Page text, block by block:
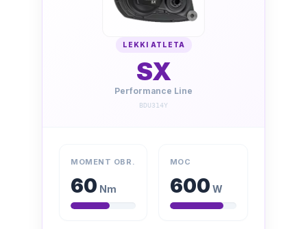
LEKKI ATLETA
SX
Performance Line
BDU314Y
MOMENT OBR.
60 Nm
MOC
600 W